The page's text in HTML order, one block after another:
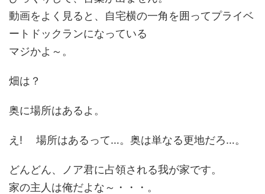
動画をよく見ると、自宅横の一角を囲ってプライベ
ートドックランになっている
マジかよ～。
畑は？
奥に場所はあるよ。
え! 場所はあるって…。奥は単なる更地だろ…。
どんどん、ノア君に占領される我が家です。
家の主人は俺だよな～・・・。